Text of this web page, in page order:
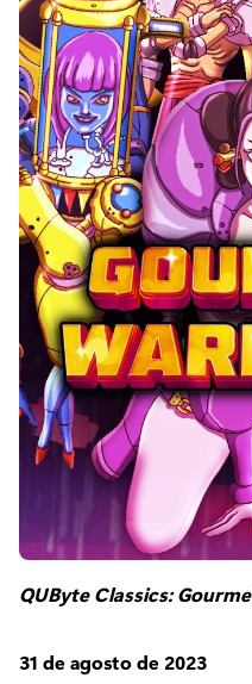
QUByte Classics:
31 de agosto de 2023